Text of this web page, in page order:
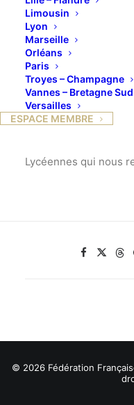
Limousin
Lyon
Marseille
Orléans
Paris
Troyes – Champagne
Vannes – Bretagne Sud
Versailles
ESPACE MEMBRE
Au restaurant « le
13 rue de l’Ancienne
Odéon
Lycéennes qui nous
© 2026 Fédération